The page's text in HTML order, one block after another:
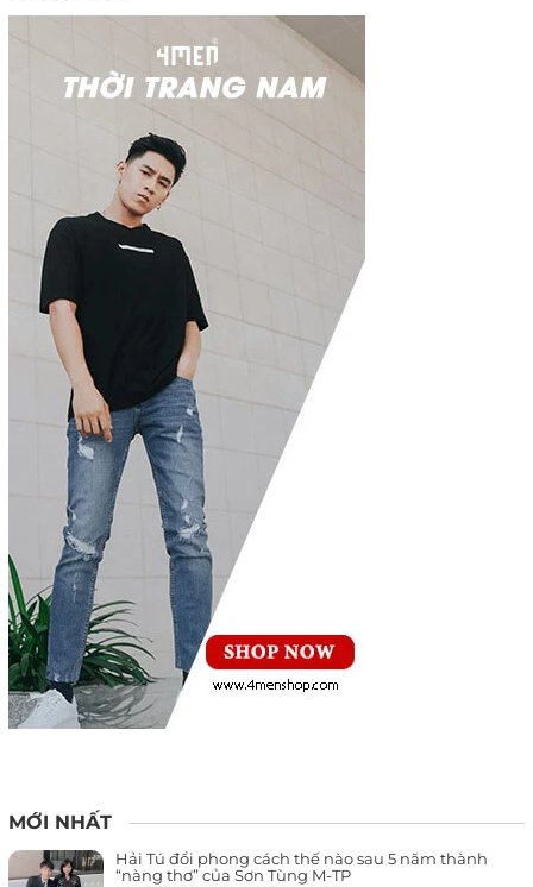
MỚI NHẤT
Hải Tú đổi phong cách thế nào sau 5 năm thành
“nàng thơ” của Sơn Tùng M-TP